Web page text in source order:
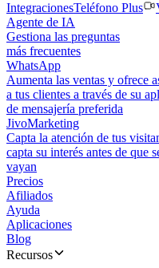
IntegracionesTeléfono Plus
Agente de IA
Gestiona las preguntas
más frecuentes
WhatsApp
Aumenta las ventas y ofrece
a tus clientes a través de su
de mensajería preferida
JivoMarketing
Capta la atención de tus
capta su interés antes de que
vayan
Precios
Afiliados
Ayuda
Aplicaciones
Blog
Recursos